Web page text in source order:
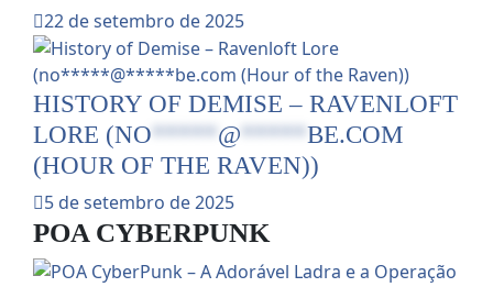
22 de setembro de 2025
HISTORY OF DEMISE – RAVENLOFT
LORE (NO*****@*****BE.COM
(HOUR OF THE RAVEN))
5 de setembro de 2025
POA CYBERPUNK